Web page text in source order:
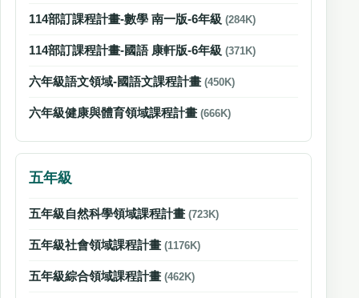
114部訂課程計畫-數學 南一版-6年級 (284K)
114部訂課程計畫-國語 康軒版-6年級 (371K)
六年級語文領域-國語文課程計畫 (450K)
六年級健康與體育領域課程計畫 (666K)
五年級
五年級自然科學領域課程計畫 (723K)
五年級社會領域課程計畫 (1176K)
五年級綜合領域課程計畫 (462K)